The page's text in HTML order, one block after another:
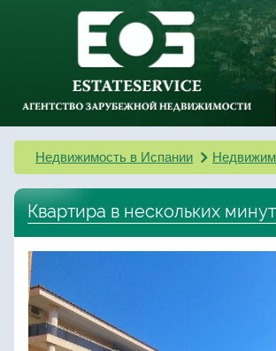
Недвижимость в Испании
Квартира в нескольких